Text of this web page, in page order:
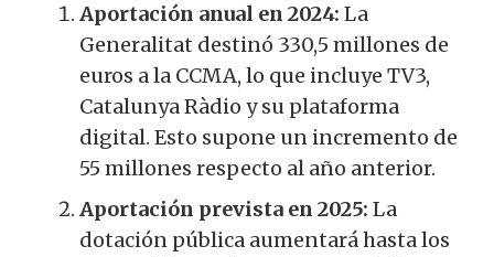
Aportación anual en 2024: La
Generalitat destinó 330,5 millones de
euros a la CCMA, lo que incluye TV3,
Catalunya Ràdio y su plataforma
digital. Esto supone un incremento de
55 millones respecto al año anterior.
Aportación prevista en 2025: La
dotación pública aumentará hasta los